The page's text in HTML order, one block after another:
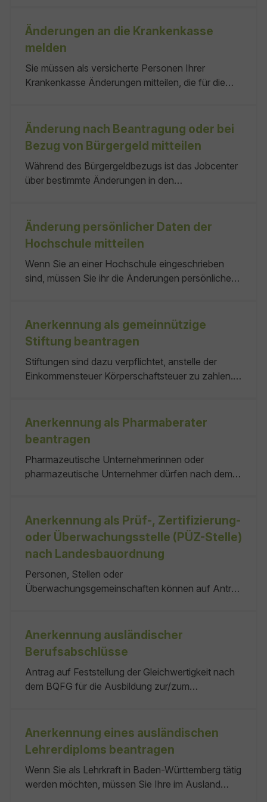
Änderungen an die Krankenkasse
melden
Sie müssen als versicherte Personen Ihrer
Krankenkasse Änderungen mitteilen, die für die
sich etwas geändert und das hat Einfluss auf das
Versicherungsverhältnis. Ihre Krankenkasse Keine
Änderung nach Beantragung oder bei
Bezug von Bürgergeld mitteilen
Während des Bürgergeldbezugs ist das Jobcenter
über bestimmte Änderungen in den
Jobcenter unverzüglich über Veränderungen der
persönlichen und/oder finanziellen
kein
Änderung persönlicher Daten der
Hochschule mitteilen
Wenn Sie an einer Hochschule eingeschrieben
sind, müssen Sie ihr die Änderungen persönlicher
erwarten wie beispielweise Immatrikulationsbogen,
Prüfungsmitteilungen. Keine keine Keine
Anerkennung als gemeinnützige
Stiftung beantragen
Stiftungen sind dazu verpflichtet, anstelle der
Einkommensteuer Körperschaftsteuer zu zahlen.
Gemeinnützig bedeutet: Für die Stiftung muss eine
Satzung vorliegen. keine Kopien keine
Bürgerliches Gesetzbuch (BGB):
Anerkennung als Pharmaberater
beantragen
Pharmazeutische Unternehmerinnen oder
pharmazeutische Unternehmer dürfen nach dem
hauptberuflich Angehörige von Heilberufen über
Arzneimittel fachlich zu informieren. Bei diesen
Sachverständigen handelt es sich um
Pharmaberaterinnen und Pharmaberater.
Anerkennung als Prüf-, Zertifizierung-
oder Überwachungsstelle (PÜZ-Stelle)
nach Landesbauordnung
Personen, Stellen oder
Überwachungsgemeinschaften können auf Antrag
anerkannt werden. Die Anerkennung ist möglich
als: für dasselbe Produkt beziehungsweise
anerkannt werden.
Anerkennung ausländischer
Berufsabschlüsse
Antrag auf Feststellung der Gleichwertigkeit nach
dem BQFG für die Ausbildung zur/zum
Notarfachwirt/in Voraussetzung für die
Bearbeitung Ihres Antrags ist zudem die Zahlung
der Verwaltungsgebühr. keine
Anerkennung eines ausländischen
Lehrerdiploms beantragen
Wenn Sie als Lehrkraft in Baden-Württemberg tätig
werden möchten, müssen Sie Ihre im Ausland